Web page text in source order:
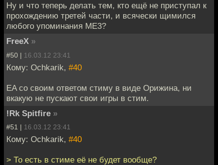
Ну и что теперь делать тем, кто ещё не приступал к
прохождению третей части, и всячески щимился
любого упоминания ME3?
FreeX »
#50 | 16.03.12 23:41
Кому: Ochkarik, #40
EA со своим ответом стиму в виде Орижина, ни
вкакую не пускают свои игры в стим.
!Rk Spitfire »
#51 | 16.03.12 23:41
Кому: Ochkarik, #40
> То есть в стиме её не будет вообще?